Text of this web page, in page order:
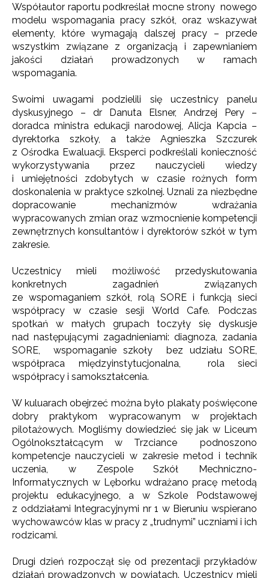
Współautor raportu podkreślał mocne strony nowego
modelu wspomagania pracy szkół, oraz wskazywał
elementy, które wymagają dalszej pracy – przede
wszystkim związane z organizacją i zapewnianiem
jakości działań prowadzonych w ramach
wspomagania.
Swoimi uwagami podzielili się uczestnicy panelu
dyskusyjnego – dr Danuta Elsner, Andrzej Pery –
doradca ministra edukacji narodowej, Alicja Kapcia –
dyrektorka szkoły, a także Agnieszka Szczurek
z Ośrodka Ewaluacji. Eksperci podkreślali konieczność
wykorzystywania przez nauczycieli wiedzy
i umiejętności zdobytych w czasie rożnych form
doskonalenia w praktyce szkolnej. Uznali za niezbędne
dopracowanie mechanizmów wdrażania
wypracowanych zmian oraz wzmocnienie kompetencji
zewnętrznych konsultantów i dyrektorów szkół w tym
zakresie.
Uczestnicy mieli możliwość przedyskutowania
konkretnych zagadnień związanych
ze wspomaganiem szkół, rolą SORE i funkcją sieci
współpracy w czasie sesji World Cafe. Podczas
spotkań w małych grupach toczyły się dyskusje
nad następującymi zagadnieniami: diagnoza, zadania
SORE, wspomaganie szkoły bez udziału SORE,
współpraca międzyinstytucjonalna, rola sieci
współpracy i samokształcenia.
W kuluarach obejrzeć można było plakaty poświęcone
dobry praktykom wypracowanym w projektach
pilotażowych. Mogliśmy dowiedzieć się jak w Liceum
Ogólnokształcącym w Trzciance podnoszono
kompetencje nauczycieli w zakresie metod i technik
uczenia, w Zespole Szkół Mechniczno-
Informatycznych w Lęborku wdrażano pracę metodą
projektu edukacyjnego, a w Szkole Podstawowej
z oddziałami Integracyjnymi nr 1 w Bieruniu wspierano
wychowawców klas w pracy z „trudnymi” uczniami i ich
rodzicami.
Drugi dzień rozpoczął się od prezentacji przykładów
działań prowadzonych w powiatach. Uczestnicy mieli